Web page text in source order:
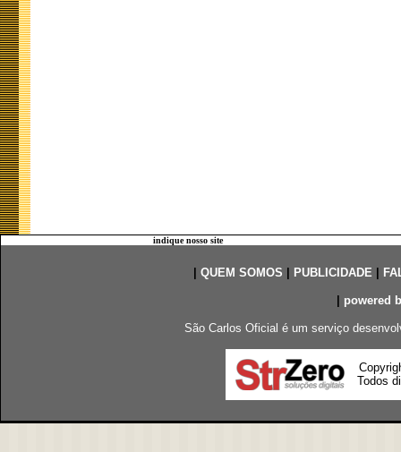
indique nosso site
QUEM SOMOS PUBLICIDADE|
powered
São Carlos Oficial é um serviço
Todos